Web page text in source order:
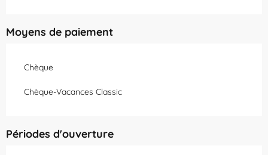
Moyens de paiement
Chèque
Chèque-Vacances Classic
Périodes d'ouverture